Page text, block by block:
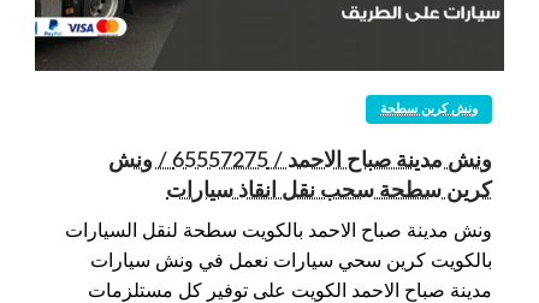
ونش كرين سطحة
ونش مدينة صباح الاحمد / 65557275 / ونش
كرين سطحة سحب نقل انقاذ سيارات
ونش مدينة صباح الاحمد بالكويت سطحة لنقل السيارات
بالكويت كرين سحي سيارات نعمل في ونش سيارات
مدينة صباح الاحمد الكويت على توفير كل مستلزمات